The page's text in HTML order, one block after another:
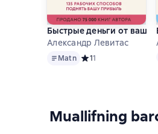
Быстрые деньги от
Александр Левитас
MatnMatn Средний рейтинг 1 на
11
Muallifning